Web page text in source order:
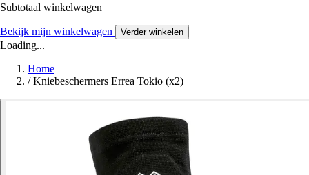
Subtotaal winkelwagen
Bekijk mijn winkelwagen Verder winkelen
Loading...
Home
/ Kniebeschermers Errea Tokio (x2)